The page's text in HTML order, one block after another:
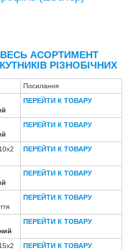
АСОРТИМЕНТ
РІЗНОБІЧНИХ
Посилання
ПЕРЕЙТИ К ТОВАРУ
ПЕРЕЙТИ К ТОВАРУ
ПЕРЕЙТИ К ТОВАРУ
ПЕРЕЙТИ К ТОВАРУ
ПЕРЕЙТИ К ТОВАРУ
ПЕРЕЙТИ К ТОВАРУ
ПЕРЕЙТИ К ТОВАРУ